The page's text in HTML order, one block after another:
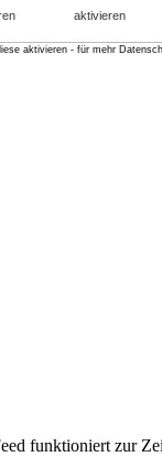
aktivieren
aktivieren - für mehr
funktioniert zur